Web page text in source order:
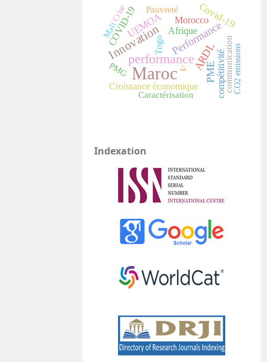
Maroc
performance
Innovation Performance
ARDL
PME
Covid-19
UEMOA Afrique
Croissance économique compétitivité
COVID-19 Morocco
Togo
Pauvreté
communication
Caractérisation
V
Mali
PMG CO2 emissions
Crise
Indexation